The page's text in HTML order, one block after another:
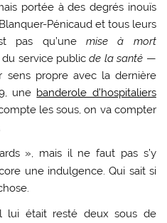
portée à des degrés inouïs
Pénicaud et tous leurs
pas qu’unemise à mort
du service publicde la santé —
propre avec la dernière
une banderole d’hospitaliers
les sous, on va compter
», mais il ne faut pas s’y
une indulgence. Qui sait si
lui était resté deux sous de